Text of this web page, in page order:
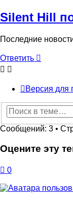
Silent Hill
Последние
Ответить
Версия для
Сообщений: 3 •
Оцените эту
0